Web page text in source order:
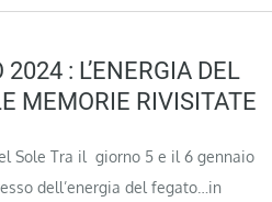
: L’ENERGIA DEL
MEMORIE RIVISITATE
Sole Tra il giorno 5 e il 6 gennaio
dell’energia del fegato…in